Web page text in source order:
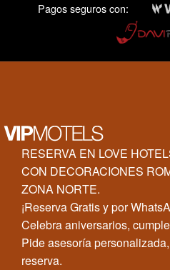
Pagos seguros con:
RESERVA EN LOVE
CON DECORACIONES
ZONA NORTE.
¡Reserva Gratis y por
Celebra aniversarios,
Pide asesoría
reserva.